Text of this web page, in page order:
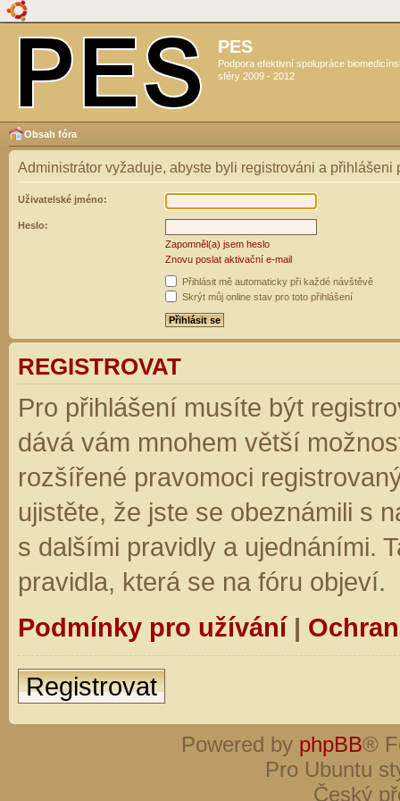
PES
Podpora efektivní spolupráce
sféry 2009 - 2012
Obsah fóra
Administrátor vyžaduje, abyste byli registrováni a přihlášeni
Uživatelské jméno:
Heslo:
Zapomněl(a) jsem heslo
Znovu poslat aktivační e-mail
Přihlásit mě automaticky při každé návštěvě
Skrýt můj online stav pro toto přihlášení
REGISTROVAT
Pro přihlášení musíte být
dává vám mnohem větší
rozšířené pravomoci
ujistěte, že jste se obeznámili s
s dalšími pravidly a ujednáními.
pravidla, která se na fóru objeví.
Podmínky pro užívání|
Registrovat
Powered by phpBB®
Pro Ubuntu
Český